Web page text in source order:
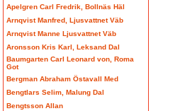
Apelgren Carl Fredrik, Bollnäs Häl
Arnqvist Manfred, Ljusvattnet Väb
Arnqvist Manne Ljusvattnet Väb
Aronsson Kris Karl, Leksand Dal
Baumgarten Carl Leonard von, Roma
Got
Bergman Abraham Östavall Med
Bengtlars Selim, Malung Dal
Bengtsson Allan